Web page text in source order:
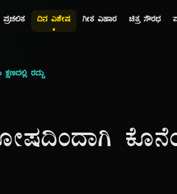
ಪ್ರಚಲಿತ ದಿನ ವಿಶೇಷ ಗೀತ ವಿಹಾರ ಚಿತ್ರ ಸೌರಭ
ರದ್ದು